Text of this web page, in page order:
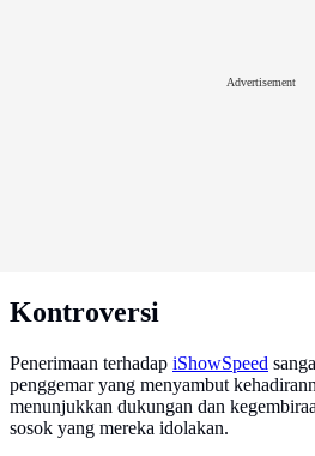
Advertisement
Kontroversi
Penerimaan terhadap iShowSpeed
penggemar yang menyambut
menunjukkan dukungan dan
sosok yang mereka idolakan.